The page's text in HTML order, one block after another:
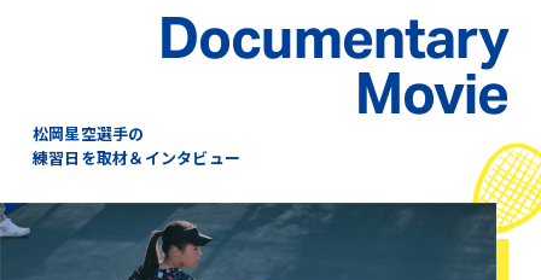
Documentary
Movie
松岡星空選手の
練習日を取材＆インタビュー